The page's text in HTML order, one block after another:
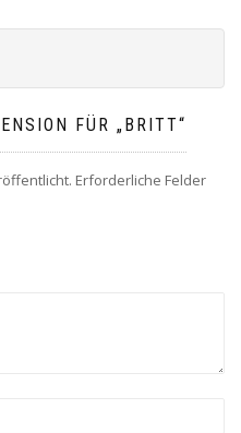
FÜR „BRITT“
Erforderliche Felder